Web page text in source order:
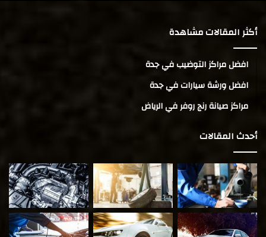
أكثر المقالات مشاهدة
افضل مراكز التوضيب في جدة
افضل ورشة سيارات في جدة
مراكز صيانة رنج روفر في الرياض
أحدث المقالات